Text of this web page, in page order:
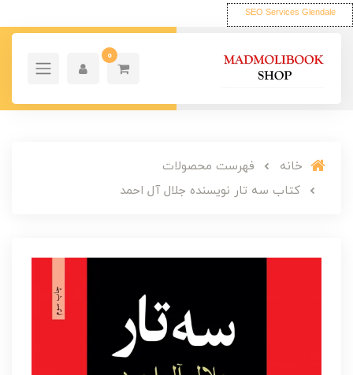
SEO Services Glendale
0
خانه
فهرست محصولات
کتاب سه تار نویسنده جلال آل احمد